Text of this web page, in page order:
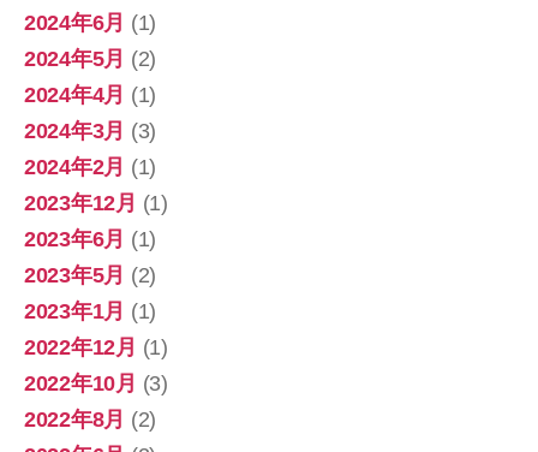
2024年6月 (1)
2024年5月 (2)
2024年4月 (1)
2024年3月 (3)
2024年2月 (1)
2023年12月 (1)
2023年6月 (1)
2023年5月 (2)
2023年1月 (1)
2022年12月 (1)
2022年10月 (3)
2022年8月 (2)